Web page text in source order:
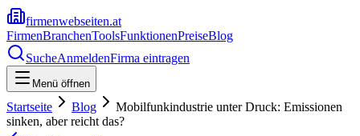
firmenwebseiten.at
FirmenBranchenToolsFunktionenPreiseBlog
SucheAnmeldenFirma eintragen
Menü öffnen
Startseite Blog
Mobilfunkindustrie unter Druck: Emissionen
sinken, aber reicht das?